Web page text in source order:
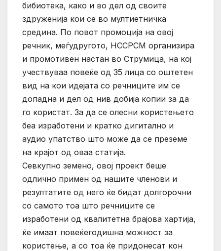
бибиотека, како и во дел од своите
здруженија кои се во мултиетничка
средина. По повот промоција на овој
речник, меѓудругото, НССРСМ организира
и промотивен настан во Струмица, на кој
учествуваа повеќе од 35 лица со оштетен
вид на кои идејата со речниците им се
допадна и дел од нив добија копии за да
го користат. За да се олесни користењето
беа изработени и кратко дигитално и
аудио упатство што може да се преземе
на крајот од оваа статија.
Севкупно земено, овој проект беше
одлично примен од нашите членови и
резултатите од него ќе бидат долгорочни
со самото тоа што речниците се
изработени од квалитетна брајова хартија,
ќе имаат повеќегодишна можност за
користење, а со тоа ќе придонесат кон